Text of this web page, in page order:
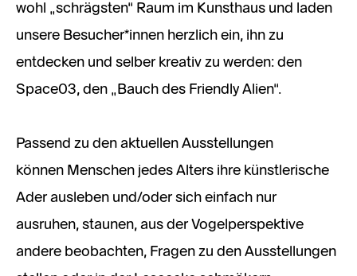
wohl „schrägsten“ Raum im Kunsthaus und laden
unsere Besucher*innen herzlich ein, ihn zu
entdecken und selber kreativ zu werden: den
Space03, den „Bauch des Friendly Alien“.
Passend zu den aktuellen Ausstellungen
können Menschen jedes Alters ihre künstlerische
Ader ausleben und/oder sich einfach nur
ausruhen, staunen, aus der Vogelperspektive
andere beobachten, Fragen zu den Ausstellungen